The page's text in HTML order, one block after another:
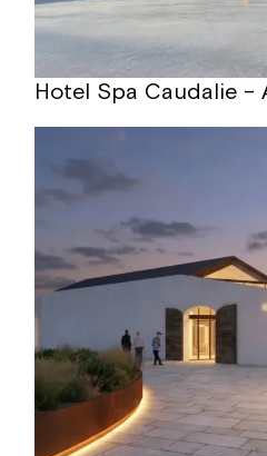
Hotel Spa Caudalie –